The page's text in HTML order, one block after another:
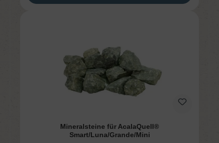
Mineralsteine für AcalaQuell®
Smart/Luna/Grande/Mini